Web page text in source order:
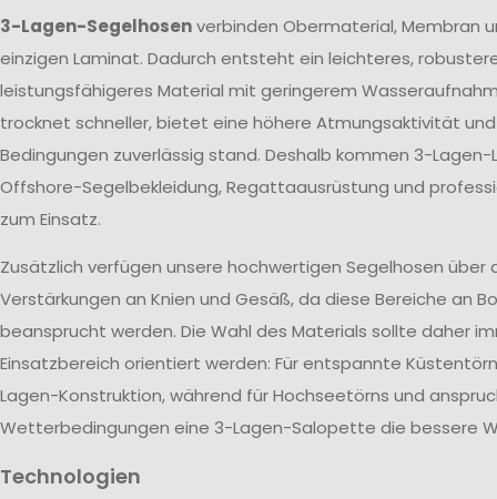
3-Lagen-Segelhosenverbinden Obermaterial, Membran
einzigen Laminat. Dadurch entsteht ein leichteres,
leistungsfähigeres Material mit geringerem
trocknet schneller, bietet eine höhere Atmungsaktivität
Bedingungen zuverlässig stand. Deshalb kommen 3-
Offshore-Segelbekleidung, Regattaausrüstung und
zum Einsatz.
Zusätzlich verfügen unsere hochwertigen Segelhosen über
Verstärkungen an Knien und Gesäß, da diese Bereiche an
beansprucht werden. Die Wahl des Materials sollte daher
Einsatzbereich orientiert werden: Für entspannte
Lagen-Konstruktion, während für Hochseetörns und
Wetterbedingungen eine 3-Lagen-Salopette die bessere
Technologien